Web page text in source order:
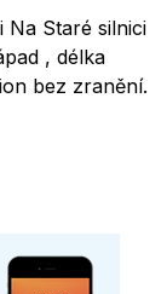
Na Staré silnici
, délka
bez zranění.